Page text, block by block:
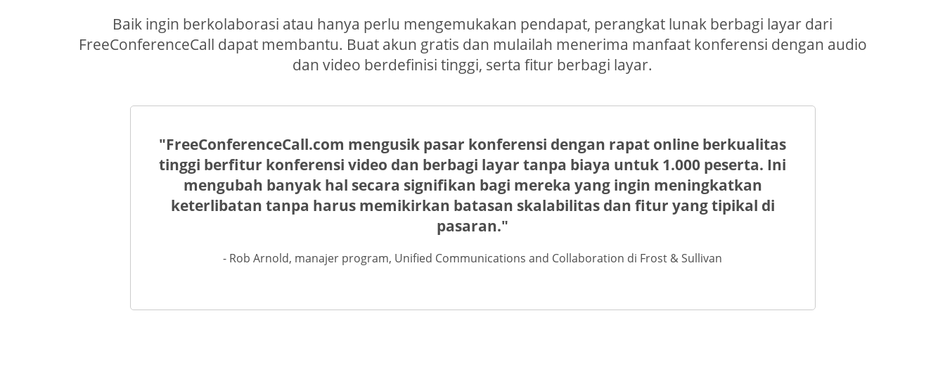
Baik ingin berkolaborasi atau hanya perlu mengemukakan pendapat, perangkat lunak berbagi layar dari
FreeConferenceCall dapat membantu. Buat akun gratis dan mulailah menerima manfaat konferensi dengan audio
dan video berdefinisi tinggi, serta fitur berbagi layar.
"FreeConferenceCall.com mengusik pasar konferensi dengan rapat online berkualitas
tinggi berfitur konferensi video dan berbagi layar tanpa biaya untuk 1.000 peserta. Ini
mengubah banyak hal secara signifikan bagi mereka yang ingin meningkatkan
keterlibatan tanpa harus memikirkan batasan skalabilitas dan fitur yang tipikal di
pasaran."
- Rob Arnold, manajer program, Unified Communications and Collaboration di Frost & Sullivan